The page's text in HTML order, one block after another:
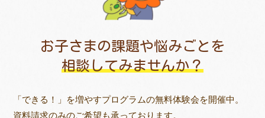
お子さまの課題や悩みごとを
相談してみませんか？
「できる！」を増やすプログラムの無料体験会を開催中。
資料請求のみのご希望も承っております。